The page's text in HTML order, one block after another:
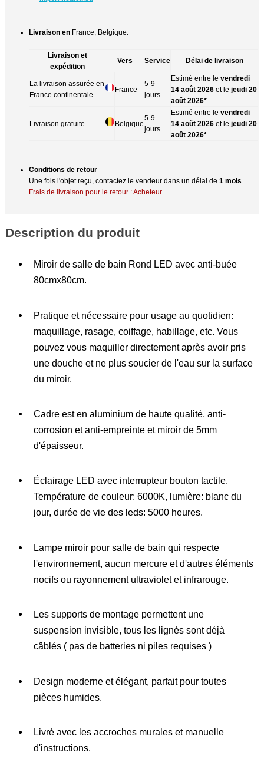
Livraison en France, Belgique.
Livraison et
expédition
Vers Service Délai de livraison
La livraison assurée en
France continentale
France
5-9
jours
Estimé entre levendredi
14 août 2026 et lejeudi 20
août 2026*
Livraison gratuite Belgique
5-9
jours
Estimé entre levendredi
14 août 2026 et lejeudi 20
août 2026*
Conditions de retour
Une fois l'objet reçu, contactez le vendeur dans un délai de1 mois
Frais de livraison pour le retour : Acheteur
Description du produit
Miroir de salle de bain Rond LED avec anti-buée
80cmx80cm.
Pratique et nécessaire pour usage au quotidien:
maquillage, rasage, coiffage, habillage, etc. Vous
pouvez vous maquiller directement après avoir pris
une douche et ne plus soucier de l'eau sur la surface
du miroir.
Cadre est en aluminium de haute qualité, anti-
corrosion et anti-empreinte et miroir de 5mm
d'épaisseur.
Éclairage LED avec interrupteur bouton tactile.
Température de couleur: 6000K, lumière: blanc du
jour, durée de vie des leds: 5000 heures.
Lampe miroir pour salle de bain qui respecte
l'environnement, aucun mercure et d'autres éléments
nocifs ou rayonnement ultraviolet et infrarouge.
Les supports de montage permettent une
suspension invisible, tous les lignés sont déjà
câblés ( pas de batteries ni piles requises )
Design moderne et élégant, parfait pour toutes
pièces humides.
Livré avec les accroches murales et manuelle
d'instructions.